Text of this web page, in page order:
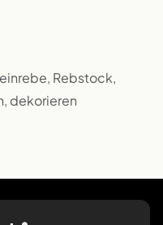
Rebstock,
dekorieren